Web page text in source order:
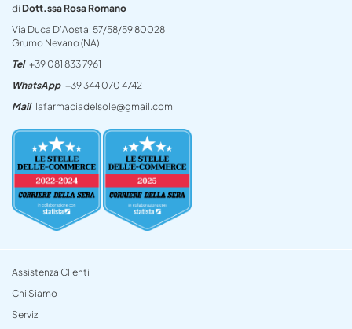
di Dott.ssa Rosa Romano
Via Duca D’Aosta, 57/58/59 80028
Grumo Nevano (NA)
Tel +39 081 833 7961
WhatsApp +39 344 070 4742
Mail lafarmaciadelsole@gmail.com
Assistenza Clienti
Chi Siamo
Servizi